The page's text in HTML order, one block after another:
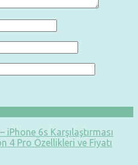
iPhone 6s Karşılaştırması
4 Pro Özellikleri ve Fiyatı